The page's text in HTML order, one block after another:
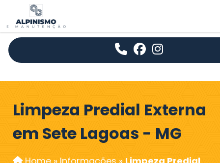
Limpeza Predial Externa
em Sete Lagoas - MG